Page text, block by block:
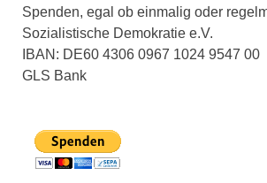
Spenden, egal ob einmalig oder
Sozialistische Demokratie e.V.
IBAN: DE60 4306 0967 1024 9547 00
GLS Bank